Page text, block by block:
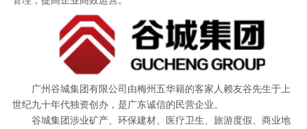
广州谷城集团有限公司由梅州五华籍的客家人赖友谷先生于上
世纪九十年代独资创办，是广东诚信的民营企业。
谷城集团涉业矿产、环保建材、医疗卫生、旅游度假、商业地